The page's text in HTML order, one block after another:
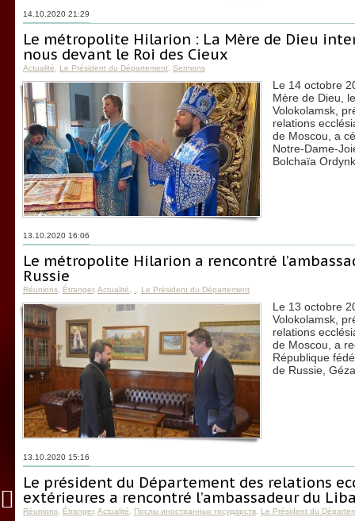
14.10.2020 21:29
Le métropolite Hilarion : La Mère de Dieu
nous devant le Roi des Cieux
Actualité Le Président du Département Sermons
Le 14 octobre
Mère de Dieu,
Volokolamsk,
relations
de Moscou, a
Notre-Dame-
Bolchaïa
13.10.2020 16:06
Le métropolite Hilarion a rencontré
Russie
Réunions Étranger, Actualité Le Président du Département
Le 13 octobre
Volokolamsk,
relations
de Moscou, a
République
de Russie,
13.10.2020 15:16
Le président du Département des relations
extérieures a rencontré l’ambassadeur du
Réunions Étranger, Actualité Послы иностранных государств Le Président du